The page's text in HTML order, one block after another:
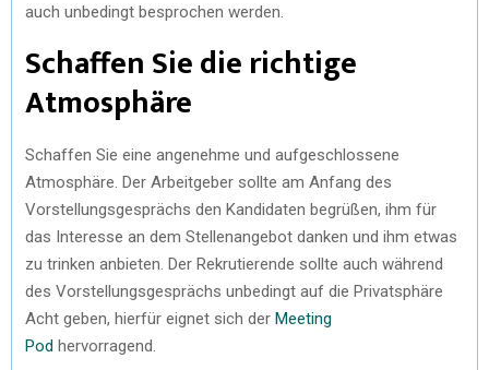
auch unbedingt besprochen werden.
Schaffen Sie die richtige
Atmosphäre
Schaffen Sie eine angenehme und aufgeschlossene
Atmosphäre. Der Arbeitgeber sollte am Anfang des
Vorstellungsgesprächs den Kandidaten begrüßen, ihm für
das Interesse an dem Stellenangebot danken und ihm etwas
zu trinken anbieten. Der Rekrutierende sollte auch während
des Vorstellungsgesprächs unbedingt auf die Privatsphäre
Acht geben, hierfür eignet sich der Meeting
Pod hervorragend.